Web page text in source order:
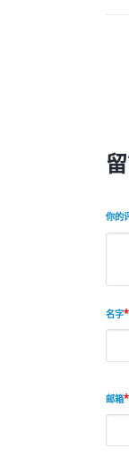
你的
名字
邮箱